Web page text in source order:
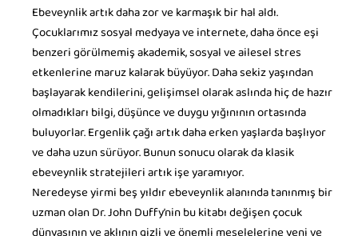
Ebeveynlik artık daha zor ve karmaşık bir hal aldı.
Çocuklarımız sosyal medyaya ve internete, daha önce eşi
benzeri görülmemiş akademik, sosyal ve ailesel stres
etkenlerine maruz kalarak büyüyor. Daha sekiz yaşından
başlayarak kendilerini, gelişimsel olarak aslında hiç de hazır
olmadıkları bilgi, düşünce ve duygu yığınının ortasında
buluyorlar. Ergenlik çağı artık daha erken yaşlarda başlıyor
ve daha uzun sürüyor. Bunun sonucu olarak da klasik
ebeveynlik stratejileri artık işe yaramıyor.
Neredeyse yirmi beş yıldır ebeveynlik alanında tanınmış bir
uzman olan Dr. John Duffy’nin bu kitabı değişen çocuk